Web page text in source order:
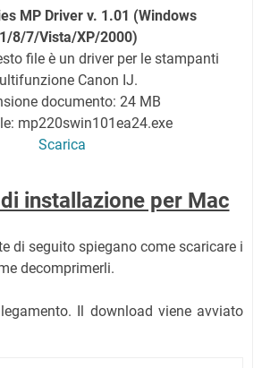
MP Driver v. 1.01 (Windows
8/7/Vista/XP/2000)
file è un driver per le stampanti
Canon IJ.
documento: 24 MB
mp220swin101ea24.exe
Scarica
installazione per Mac
di seguito spiegano come scaricare i
decomprimerli.
Il download viene avviato